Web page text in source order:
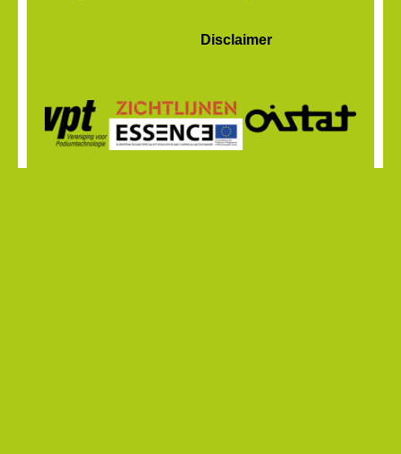
Disclaimer